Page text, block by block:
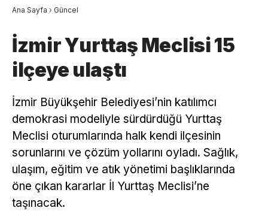
Ana Sayfa › Güncel
İzmir Yurttaş Meclisi 15
ilçeye ulaştı
İzmir Büyükşehir Belediyesi’nin katılımcı
demokrasi modeliyle sürdürdüğü Yurttaş
Meclisi oturumlarında halk kendi ilçesinin
sorunlarını ve çözüm yollarını oyladı. Sağlık,
ulaşım, eğitim ve atık yönetimi başlıklarında
öne çıkan kararlar İl Yurttaş Meclisi’ne
taşınacak.